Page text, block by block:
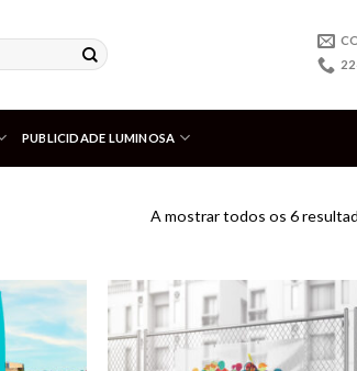
PUBLICIDADE LUMINOSA
A mostrar todos os 6
Adicionar
aos meus
aos